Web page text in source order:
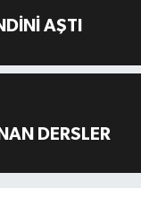
AŞTI
DERSLER